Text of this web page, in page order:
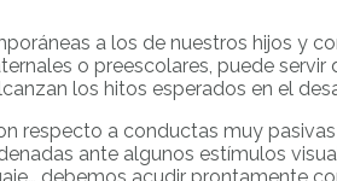
a los de nuestros hijos y
o preescolares, puede
los hitos esperados en el
respecto a conductas muy
ante algunos estímulos